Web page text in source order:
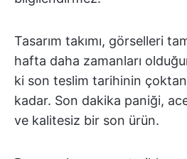
Tasarım takımı, görselleri
hafta daha zamanları
ki son teslim tarihinin
kadar. Son dakika paniği,
ve kalitesiz bir son ürün.